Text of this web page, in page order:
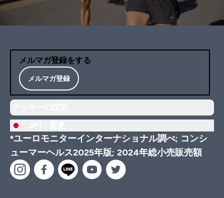
メルマガ登録をする
メルマガ登録
*ユーロモニターインターナショナル調べ; コンシ
ューマーヘルス2025年版; 2024年総小売販売額